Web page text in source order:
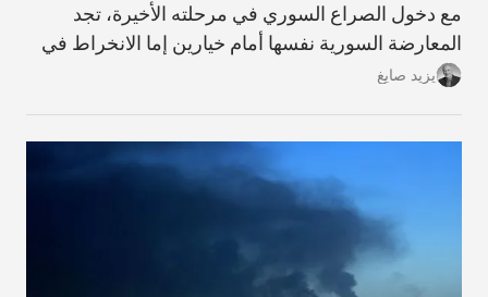
مع دخول الصراع السوري في مرحلته الأخيرة، تجد
المعارضة السورية نفسها أمام خيارين إما الانخراط في
الدولة المركزية وإما الدمار.
يزيد صايغ